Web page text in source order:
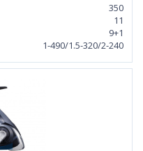
350
11
9+1
1-490/1.5-320/2-240